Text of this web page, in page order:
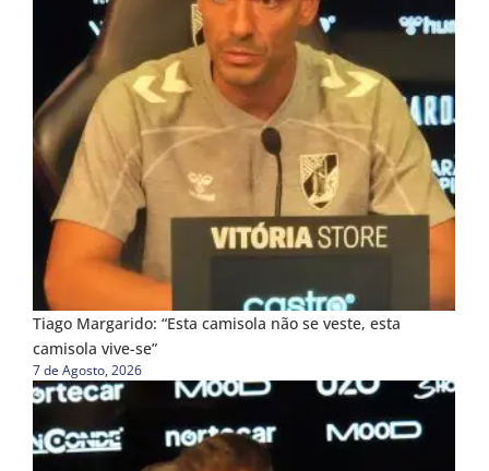
Tiago Margarido: “Esta camisola não se veste, esta
camisola vive-se”
7 de Agosto, 2026